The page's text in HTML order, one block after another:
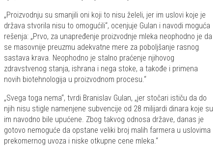
„Proizvodnju su smanjili oni koji to nisu želeli, jer im uslovi koje je
država stvorila nisu to omogućili“, ocenjuje Gulan i navodi moguća
rešenja: „Prvo, za unapređenje proizvodnje mleka neophodno je da
se masovnije preuzmu adekvatne mere za poboljšanje rasnog
sastava krava. Neophodno je stalno praćenje njihovog
zdravstvenog stanja, ishrana i nega stoke, a takođe i primena
novih biotehnologija u proizvodnom procesu.“
„Svega toga nema“, tvrdi Branislav Gulan, „jer stočari ističu da do
njih nisu stigle namenjene subvencije od 28 milijardi dinara koje su
im navodno bile upućene. Zbog takvog odnosa države, danas je
gotovo nemoguće da opstane veliki broj malih farmera u uslovima
prekomernog uvoza i niske otkupne cene mleka.“